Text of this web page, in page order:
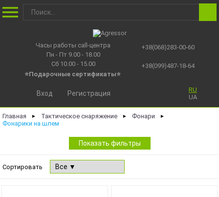
Часы работы call-центра
Пн - Пт 9.00 - 18.00
Сб 10.00 - 15.00
⭐Подарочные сертификаты⭐
+38(068)283-00-60
+38(099)487-18-64
RU
UA
Вход Регистрация
Главная ► Тактическое снаряжение ► Фонари ►
Фонарики на шлем
Показать фильтры
Сортировать